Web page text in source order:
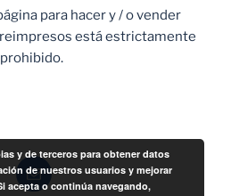
para hacer y / o vender
está estrictamente
prohibido.
Correo
electrónico
y de terceros para obtener datos
de nuestros usuarios y mejorar
acepta o continúa navegando,